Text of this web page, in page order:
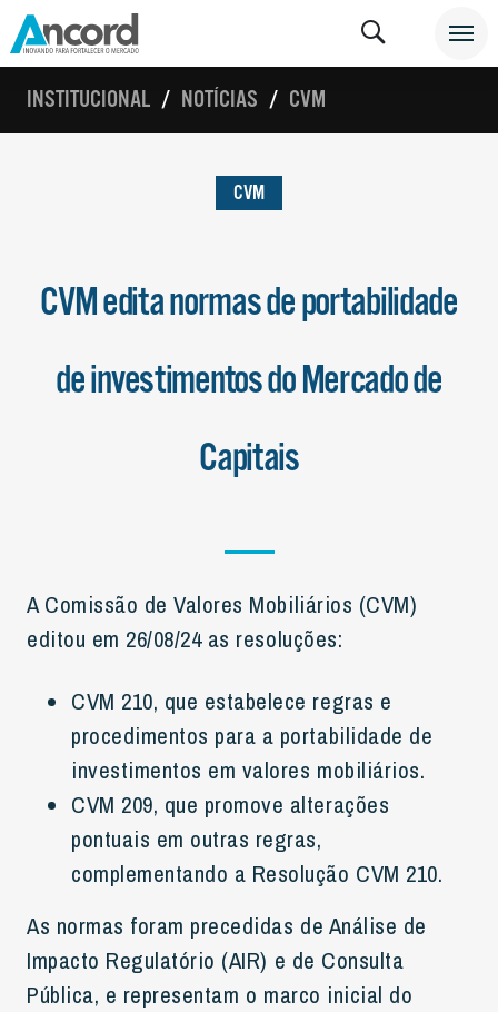
INSTITUCIONAL NOTÍCIAS CVM
CVM
CVM edita normas de portabilidade
de investimentos do Mercado de
Capitais
A Comissão de Valores Mobiliários (CVM)
editou em 26/08/24 as resoluções:
CVM 210, que estabelece regras e
procedimentos para a portabilidade de
investimentos em valores mobiliários.
CVM 209, que promove alterações
pontuais em outras regras,
complementando a Resolução CVM 210.
As normas foram precedidas de Análise de
Impacto Regulatório (AIR) e de Consulta
Pública, e representam o marco inicial do